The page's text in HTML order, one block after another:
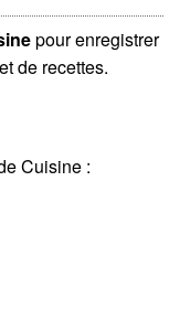
pour enregistrer
de recettes.
Cuisine :